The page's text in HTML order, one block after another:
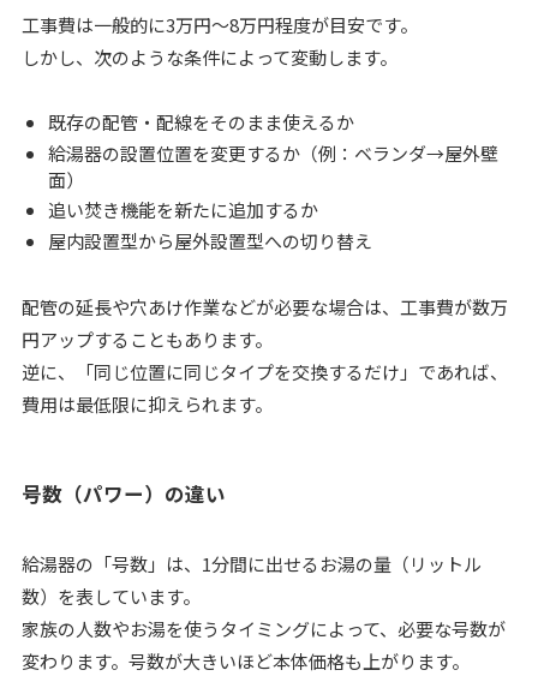
工事費は一般的に3万円〜8万円程度が目安です。
しかし、次のような条件によって変動します。
既存の配管・配線をそのまま使えるか
給湯器の設置位置を変更するか（例：ベランダ→屋外壁
面）
追い焚き機能を新たに追加するか
屋内設置型から屋外設置型への切り替え
配管の延長や穴あけ作業などが必要な場合は、工事費が数万
円アップすることもあります。
逆に、「同じ位置に同じタイプを交換するだけ」であれば、
費用は最低限に抑えられます。
号数（パワー）の違い
給湯器の「号数」は、1分間に出せるお湯の量（リットル
数）を表しています。
家族の人数やお湯を使うタイミングによって、必要な号数が
変わります。号数が大きいほど本体価格も上がります。